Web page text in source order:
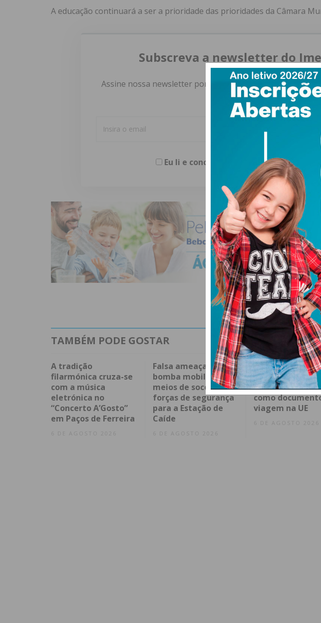
A educação continuará a ser a prioridade das prioridades da Câmara
Subscreva a newsletter do
Assine nossa newsletter por e-mail e obtenha de forma
atualizada.
Eu li e concordo com os termos e
TAMBÉM PODE GOSTAR
A tradição
filarmónica cruza-se
com a música
eletrónica no
“Concerto A’Gosto”
em Paços de Ferreira
6 DE AGOSTO 2026
Falsa ameaça de
bomba mobilizou
meios de socorro e
forças de segurança
para a Estação de
Caíde
6 DE AGOSTO 2026
Bilhete de
Identidade em
deixou de ser
como
viagem na UE
6 DE AGOSTO 2026